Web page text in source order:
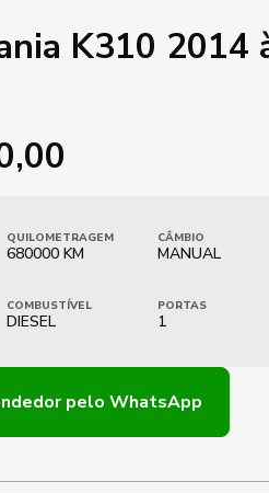
K310 2014
QUILOMETRAGEM
680000 KM
CÂMBIO
MANUAL
COMBUSTÍVEL
DIESEL
PORTAS
1
pelo WhatsApp